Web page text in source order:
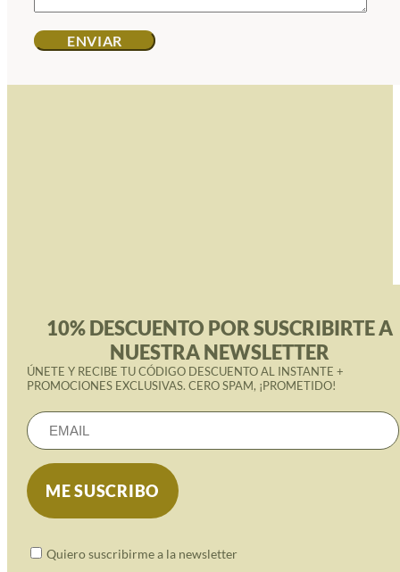
10% DESCUENTO POR SUSCRIBIRTE A
NUESTRA NEWSLETTER
ÚNETE Y RECIBE TU CÓDIGO DESCUENTO AL INSTANTE +
PROMOCIONES EXCLUSIVAS. CERO SPAM, ¡PROMETIDO!
Quiero suscribirme a la newsletter